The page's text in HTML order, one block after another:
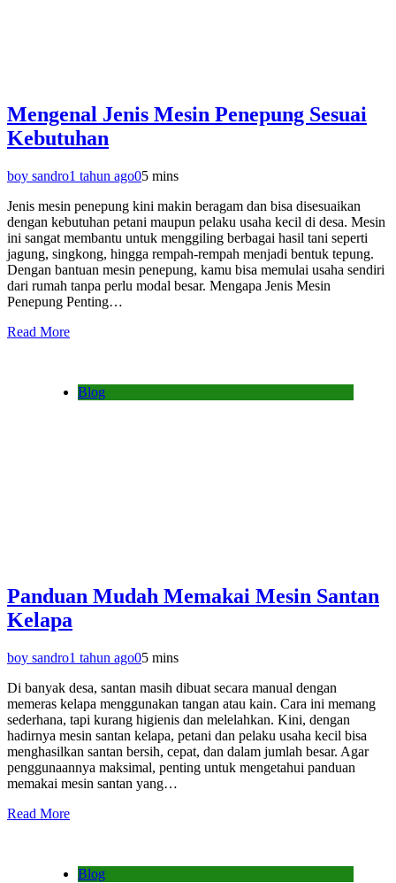
Mengenal Jenis Mesin Penepung Sesuai
Kebutuhan
boy sandro1 tahun ago05 mins
Jenis mesin penepung kini makin beragam dan bisa disesuaikan
dengan kebutuhan petani maupun pelaku usaha kecil di desa. Mesin
ini sangat membantu untuk menggiling berbagai hasil tani seperti
jagung, singkong, hingga rempah-rempah menjadi bentuk tepung.
Dengan bantuan mesin penepung, kamu bisa memulai usaha sendiri
dari rumah tanpa perlu modal besar. Mengapa Jenis Mesin
Penepung Penting…
Read More
Blog
Panduan Mudah Memakai Mesin Santan
Kelapa
boy sandro1 tahun ago05 mins
Di banyak desa, santan masih dibuat secara manual dengan
memeras kelapa menggunakan tangan atau kain. Cara ini memang
sederhana, tapi kurang higienis dan melelahkan. Kini, dengan
hadirnya mesin santan kelapa, petani dan pelaku usaha kecil bisa
menghasilkan santan bersih, cepat, dan dalam jumlah besar. Agar
penggunaannya maksimal, penting untuk mengetahui panduan
memakai mesin santan yang…
Read More
Blog